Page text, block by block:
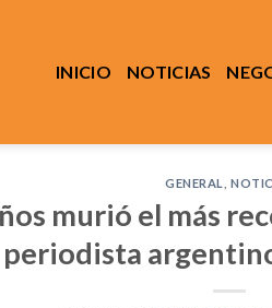
INICIO NOTICIAS
GENERAL ,
murió el más
periodista